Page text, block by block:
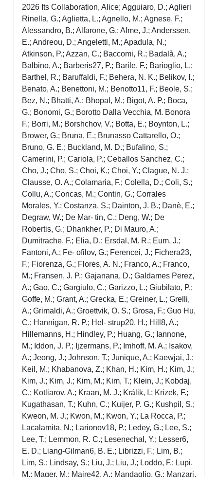
2026 Its Collaboration, Alice; Agguiaro, D.; Aglieri
Rinella, G.; Aglietta, L.; Agnello, M.; Agnese, F.;
Alessandro, B.; Alfarone, G.; Alme, J.; Anderssen,
E.; Andreou, D.; Angeletti, M.; Apadula, N.;
Atkinson, P.; Azzan, C.; Baccomi, R.; Badalà, A.;
Balbino, A.; Barberis27, P.; Barile, F.; Barioglio, L.;
Barthel, R.; Baruffaldi, F.; Behera, N. K.; Belikov, I.;
Benato, A.; Benettoni, M.; Benotto11, F.; Beole, S.;
Bez, N.; Bhatti, A.; Bhopal, M.; Bigot, A. P.; Boca,
G.; Bonomi, G.; Borotto Dalla Vecchia, M. Bonora
F.; Borri, M.; Borshchov, V.; Botta, E.; Boynton, L.;
Brower, G.; Bruna, E.; Brunasso Cattarello, O.;
Bruno, G. E.; Buckland, M. D.; Bufalino, S.;
Camerini, P.; Cariola, P.; Ceballos Sanchez, C.;
Cho, J.; Cho, S.; Choi, K.; Choi, Y.; Clague, N. J.;
Clausse, O. A.; Colamaria, F.; Colella, D.; Coli, S.;
Collu, A.; Concas, M.; Contin, G.; Corrales
Morales, Y.; Costanza, S.; Dainton, J. B.; Danè, E.;
Degraw, W.; De Mar- tin, C.; Deng, W.; De
Robertis, G.; Dhankher, P.; Di Mauro, A.;
Dumitrache, F.; Elia, D.; Ersdal, M. R.; Eum, J.;
Fantoni, A.; Fe- ofilov, G.; Ferencei, J.; Fichera23,
F.; Fiorenza, G.; Flores, A. N.; Franco, A.; Franco,
M.; Fransen, J. P.; Gajanana, D.; Galdames Perez,
A.; Gao, C.; Gargiulo, C.; Garizzo, L.; Giubilato, P.;
Goffe, M.; Grant, A.; Grecka, E.; Greiner, L.; Grelli,
A.; Grimaldi, A.; Groettvik, O. S.; Grosa, F.; Guo Hu,
C.; Hannigan, R. P.; Hel- strup20, H.; Hill8, A.;
Hillemanns, H.; Hindley, P.; Huang, G.; Iannone,
M.; Iddon, J. P.; Ijzermans, P.; Imhoff, M. A.; Isakov,
A.; Jeong, J.; Johnson, T.; Junique, A.; Kaewjai, J.;
Keil, M.; Khabanova, Z.; Khan, H.; Kim, H.; Kim, J.;
Kim, J.; Kim, J.; Kim, M.; Kim, T.; Klein, J.; Kobdaj,
C.; Kotliarov, A.; Kraan, M. J.; Králik, I.; Krizek, F.;
Kugathasan, T.; Kuhn, C.; Kuijer, P. G.; Kushpil, S.;
Kweon, M. J.; Kwon, M.; Kwon, Y.; La Rocca, P.;
Lacalamita, N.; Larionov18, P.; Ledey, G.; Lee, S.;
Lee, T.; Lemmon, R. C.; Lesenechal, Y.; Lesser6,
E. D.; Liang-Gilman6, B. E.; Librizzi, F.; Lim, B.;
Lim, S.; Lindsay, S.; Liu, J.; Liu, J.; Loddo, F.; Lupi,
M.; Mager, M.; Maire42, A.; Mandaglio, G.; Manzari,